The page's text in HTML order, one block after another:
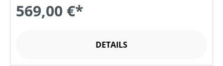
569,00 €*
DETAILS